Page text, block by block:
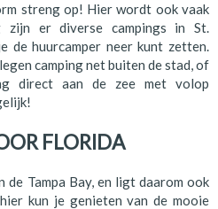
streng op! Hier wordt ook vaak
zijn er diverse campings in St.
de huurcamper neer kunt zetten.
camping net buiten de stad, of
direct aan de zee met volop
FLORIDA
de Tampa Bay, en ligt daarom ook
kun je genieten van de mooie